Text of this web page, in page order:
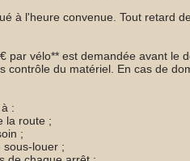
à l'heure convenue. Tout retard
par vélo** est demandée avant le
contrôle du matériel. En cas de
:
la route ;
;
sous-louer ;